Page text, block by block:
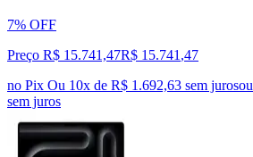
7% OFF
Preço R$ 15.741,47R$ 15.741 ,47
no Pix Ou 10x de R$ 1.692,63 sem jurosou
sem juros